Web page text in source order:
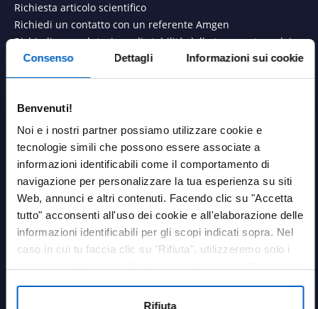
Consenso Dettagli Informazioni sui cookie
Benvenuti!
Noi e i nostri partner possiamo utilizzare cookie e
tecnologie simili che possono essere associate a
informazioni identificabili come il comportamento di
navigazione per personalizzare la tua esperienza su siti
Web, annunci e altri contenuti. Facendo clic su "Accetta
tutto" acconsenti all'uso dei cookie e all'elaborazione delle
informazioni identificabili per gli scopi indicati sopra. Nel
caso in cui tu faccia clic su "Rifiuta", utilizzeremo solo i
sono in grado di ottimizzare e personalizzare il nostro sito
Web. In qualsiasi momento, puoi visualizzare, modificare
Rifiuta
Richiesta articolo scientifico
Richiedi un contatto con un referente Amgen
Richiedi una valutazione di stabilità della temperatura dei
farmaci Amgen
Login
LINK UTILI
Contatti
Termini e condizioni
Privacy Policy
Cookies Policy
Farmacovigilanza